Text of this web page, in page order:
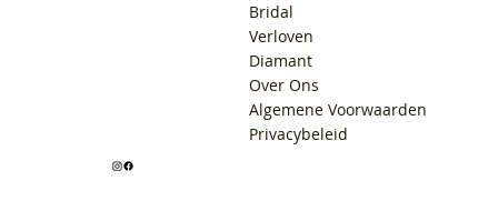
Bridal
Verloven
Diamant
Over Ons
Algemene Voorwaarden
Privacybeleid